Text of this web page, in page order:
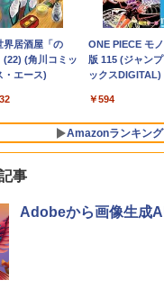
】
テンキー】富士
A577/第
Core i5/メモ
8GB/16GB/SSD:128GB/256GB/
中古ノートパソ
富士通
LIFEBOOK/Core
リ:8GB/16GB/
型 液晶/Wi-fi/
3.0/Office/中古パ
ン/中古ノートパ
PC/Windows11
￥24,999
付き
｜21.5型
｜NVMe
Fi 6・
型デスク
日保証
第4世代 Core i7 メモリ
SSD512GB USB3.0 超薄
み ホワイト/ブラック/ブ
￥69,800
/ 23.8 / 24.5 / 27型
200Hz
165Hz/100Hz
ミングモニター
応答 pcモニター
コン モニター 非光
ピーカー内蔵
HG-238
A221DB [ワイド
ィスプレイ 21.5
ームレス]
￥12,280
【電子書籍】[ ナ
￥1,375
Soundcore
ブラック
Anker
Liberty 5 ミッド
トブラック
￥14,990
WAYNE feat.
ATL Jacob
On My Road
(Stadium ver.)
￥250
限
い・ろ・は・す
ラベルレス
by Amazon 天
ラベルレス 2L×9
￥1,117
界居酒屋「の
(22) (角川コミッ
・エース)
ONE PIECE モ
版 115 (ジャンプ
ックスDIGITAL)
￥594
Amazonランキン
事
Adobeから画像生成